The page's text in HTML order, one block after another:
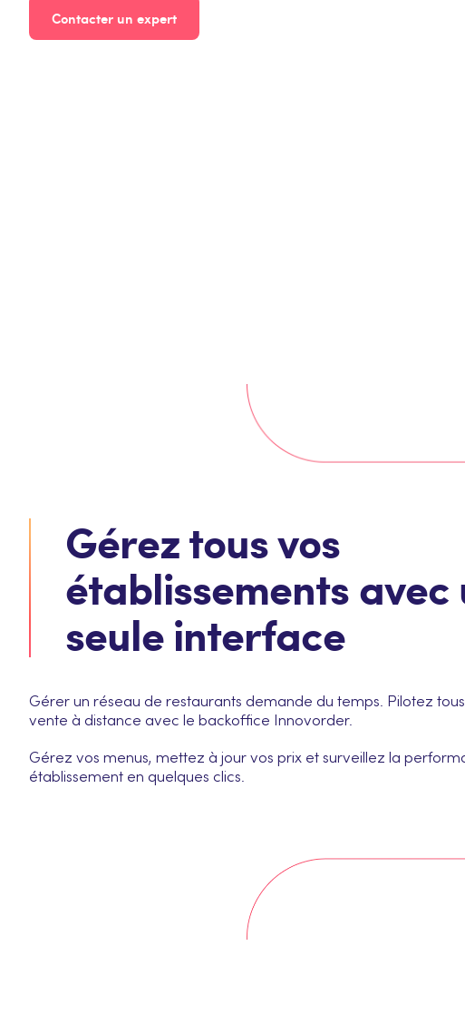
Contacter un expert
Gérez tous vos
établissements avec
seule interface
Gérer un réseau de restaurants demande du temps. Pilotez
vente à distance avec le backoffice Innovorder.
Gérez vos menus, mettez à jour vos prix et surveillez la
établissement en quelques clics.